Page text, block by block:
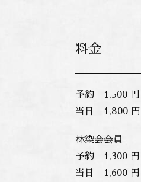
料金
予約 1,500 円
当日 1,800 円
林染会会員
予約 1,300 円
当日 1,600 円